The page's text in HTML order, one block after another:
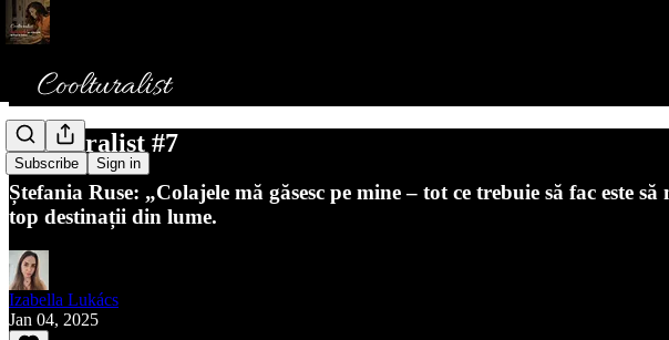
Subscribe Sign in
Coolturalist #7
Ștefania Ruse: „Colajele mă găsesc pe mine – tot ce trebuie să fac
top destinații din lume.
Izabella Lukács
Jan 04, 2025